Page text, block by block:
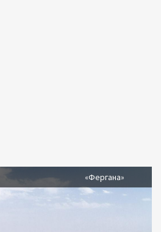
«Фергана»